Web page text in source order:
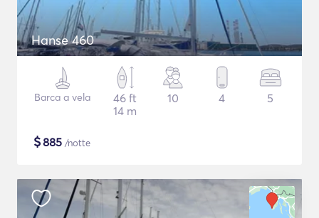
Hanse 460
Barca a vela
46 ft
14 m
10 4 5
$885 /notte